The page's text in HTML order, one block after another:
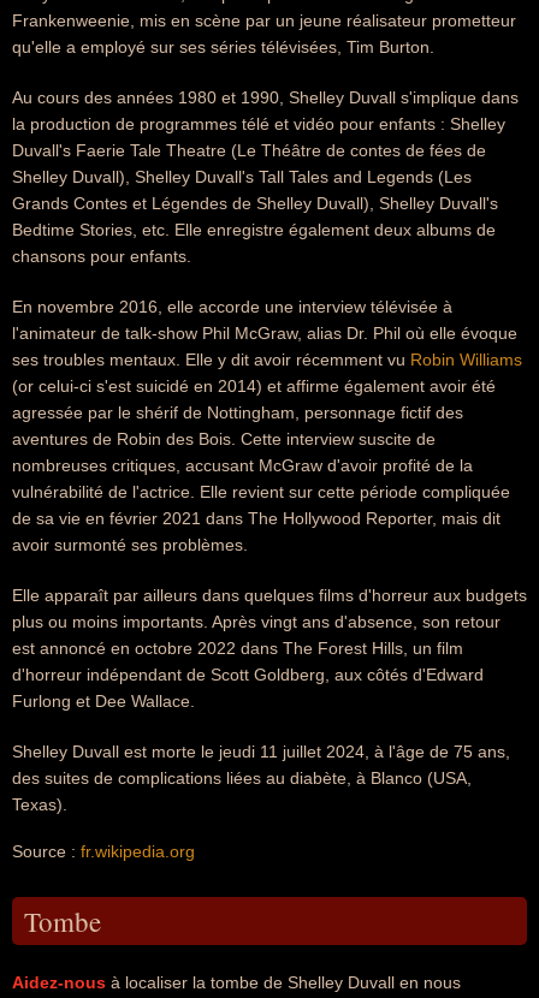
Frankenweenie, mis en scène par un jeune réalisateur prometteur
qu'elle a employé sur ses séries télévisées, Tim Burton.
Au cours des années 1980 et 1990, Shelley Duvall s'implique dans
la production de programmes télé et vidéo pour enfants : Shelley
Duvall's Faerie Tale Theatre (Le Théâtre de contes de fées de
Shelley Duvall), Shelley Duvall's Tall Tales and Legends (Les
Grands Contes et Légendes de Shelley Duvall), Shelley Duvall's
Bedtime Stories, etc. Elle enregistre également deux albums de
chansons pour enfants.
En novembre 2016, elle accorde une interview télévisée à
l'animateur de talk-show Phil McGraw, alias Dr. Phil où elle évoque
ses troubles mentaux. Elle y dit avoir récemment vu Robin Williams
(or celui-ci s'est suicidé en 2014) et affirme également avoir été
agressée par le shérif de Nottingham, personnage fictif des
aventures de Robin des Bois. Cette interview suscite de
nombreuses critiques, accusant McGraw d'avoir profité de la
vulnérabilité de l'actrice. Elle revient sur cette période compliquée
de sa vie en février 2021 dans The Hollywood Reporter, mais dit
avoir surmonté ses problèmes.
Elle apparaît par ailleurs dans quelques films d'horreur aux budgets
plus ou moins importants. Après vingt ans d'absence, son retour
est annoncé en octobre 2022 dans The Forest Hills, un film
d'horreur indépendant de Scott Goldberg, aux côtés d'Edward
Furlong et Dee Wallace.
Shelley Duvall est morte le jeudi 11 juillet 2024, à l'âge de 75 ans,
des suites de complications liées au diabète, à Blanco (USA,
Texas).
Source : fr.wikipedia.org
Tombe
Aidez-nous à localiser la tombe de Shelley Duvall en nous